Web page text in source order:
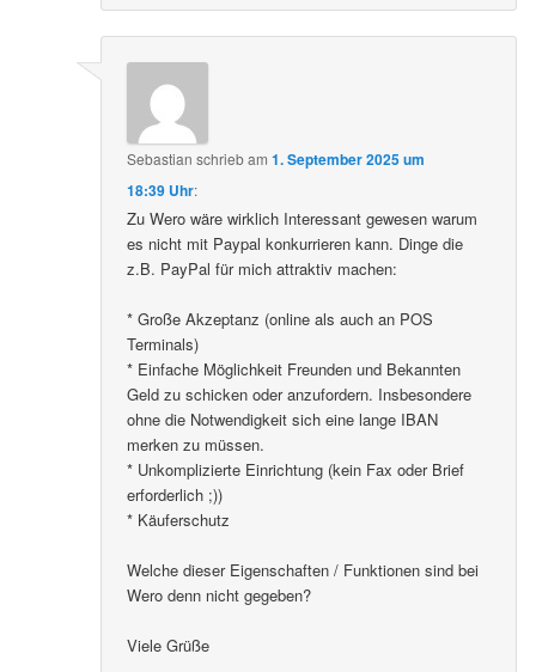
Sebastian schriebam1. September 2025 um
18:39 Uhr:
Zu Wero wäre wirklich Interessant gewesen warum
es nicht mit Paypal konkurrieren kann. Dinge die
z.B. PayPal für mich attraktiv machen:
* Große Akzeptanz (online als auch an POS
Terminals)
* Einfache Möglichkeit Freunden und Bekannten
Geld zu schicken oder anzufordern. Insbesondere
ohne die Notwendigkeit sich eine lange IBAN
merken zu müssen.
* Unkomplizierte Einrichtung (kein Fax oder Brief
erforderlich ;))
* Käuferschutz
Welche dieser Eigenschaften / Funktionen sind bei
Wero denn nicht gegeben?
Viele Grüße